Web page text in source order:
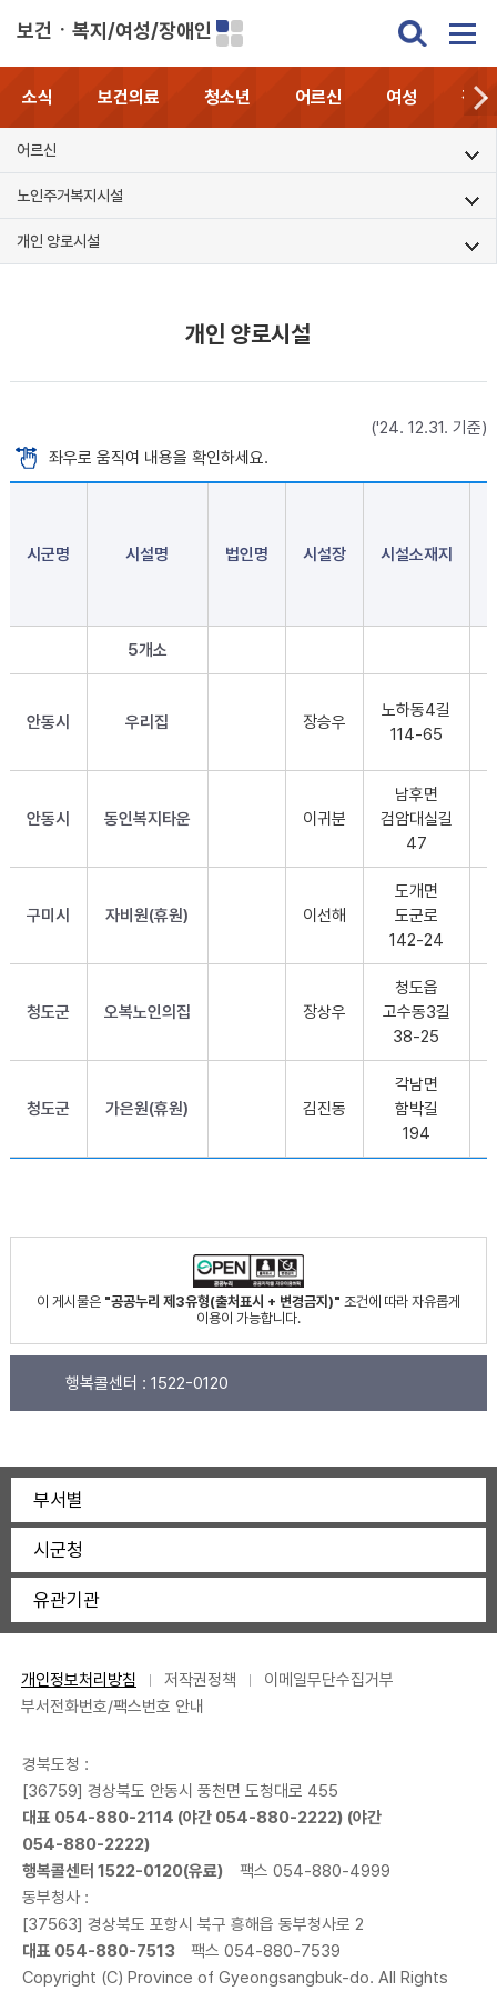
보건ㆍ복지/여성/장애인
소식 보건의료 청소년 어르신 여성 장애
어르신
노인주거복지시설
개인 양로시설
개인 양로시설
('24. 12.31. 기준)
좌우로 움직여 내용을 확인하세요.
시군명 시설명 법인명 시설장 시설소재지
5개소
안동시 우리집 장승우
노하동4길
114-65
안동시 동인복지타운 이귀분
남후면
검암대실길
47
구미시 자비원(휴원) 이선해
도개면
도군로
142-24
청도군 오복노인의집 장상우
청도읍
고수동3길
38-25
청도군 가은원(휴원) 김진동
각남면
함박길
194
이 게시물은 "공공누리 제3유형(출처표시 + 변경금지)" 조건에 따라 자유롭게
이용이 가능합니다.
행복콜센터 : 1522-0120
부서별
시군청
유관기관
개인정보처리방침 저작권정책
이메일무단수집거부
부서전화번호/팩스번호 안내
경북도청 :
[36759] 경상북도 안동시 풍천면 도청대로 455
대표 054-880-2114 (야간 054-880-2222) (야간
054-880-2222)
행복콜센터 1522-0120(유료)
팩스 054-880-4999
동부청사 :
[37563] 경상북도 포항시 북구 흥해읍 동부청사로 2
대표 054-880-7513
팩스 054-880-7539
Copyright (C) Province of Gyeongsangbuk-do. All Rights